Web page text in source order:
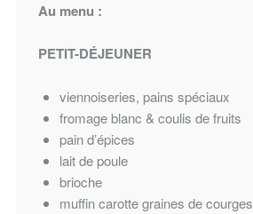
Au menu :
PETIT-DÉJEUNER
viennoiseries, pains spéciaux
fromage blanc & coulis de fruits
pain d’épices
lait de poule
brioche
muffin carotte graines de courges